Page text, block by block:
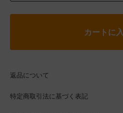
カートに
返品について
特定商取引法に基づく表記